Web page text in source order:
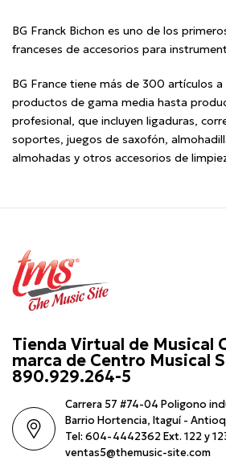
BG Franck Bichon es uno de los
franceses de accesorios para
BG France tiene más de 300 artículos
productos de gama media hasta
profesional, que incluyen ligaduras,
soportes, juegos de saxofón,
almohadas y otros accesorios de
Tienda Virtual de Musical
marca de Centro Musical
890.929.264-5
Carrera 57 #74-04 Poligono
Barrio Hortencia, Itaguí -
Tel: 604-4442362 Ext. 122 y
ventas5@themusic-site.com